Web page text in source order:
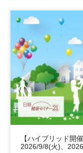
【ハイブリッド開
2026/9/8(火)、